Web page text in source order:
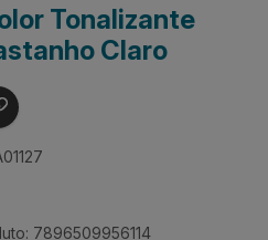
Tonalizante
Claro
7896509956114